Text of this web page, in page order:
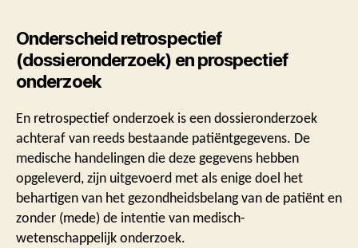
Onderscheid retrospectief
(dossieronderzoek) en prospectief
onderzoek
En retrospectief onderzoek is een dossieronderzoek
achteraf van reeds bestaande patiëntgegevens. De
medische handelingen die deze gegevens hebben
opgeleverd, zijn uitgevoerd met als enige doel het
behartigen van het gezondheidsbelang van de patiënt en
zonder (mede) de intentie van medisch-
wetenschappelijk onderzoek.